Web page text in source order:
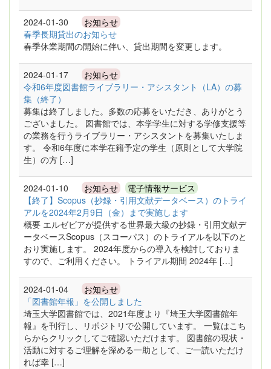
2024-01-30 お知らせ
春季長期貸出のお知らせ
春季休業期間の開始に伴い、貸出期間を変更します。
2024-01-17 お知らせ
令和6年度図書館ライブラリー・アシスタント（LA）の募
集（終了）
募集は終了しました。多数の応募をいただき、ありがとう
ございました。 図書館では、本学学生に対する学修支援等
の業務を行うライブラリー・アシスタントを募集いたしま
す。 令和6年度に本学在籍予定の学生（原則として大学院
生）の方 […]
2024-01-10 お知らせ 電子情報サービス
【終了】Scopus（抄録・引用文献データベース）のトライ
アルを2024年2月9日（金）まで実施します
概要 エルゼビアが提供する世界最大級の抄録・引用文献デ
ータベースScopus（スコーパス）のトライアルを以下のと
おり実施します。 2024年度からの導入を検討しておりま
すので、ご利用ください。 トライアル期間 2024年 […]
2024-01-04 お知らせ
「図書館年報」を公開しました
埼玉大学図書館では、2021年度より『埼玉大学図書館年
報』を刊行し、リポジトリで公開しています。 一覧はこち
らからクリックしてご確認いただけます。 図書館の現状・
活動に対するご理解を深める一助として、ご一読いただけ
れば幸 […]